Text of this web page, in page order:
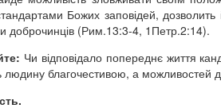
Божих заповідей,
доброчинців (Рим.13:3-4, 1Петр.2:14).
Чи відповідало попереднє життя
людину благочестивою, а можливостей